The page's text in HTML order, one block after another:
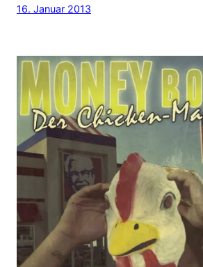
16. Januar 2013